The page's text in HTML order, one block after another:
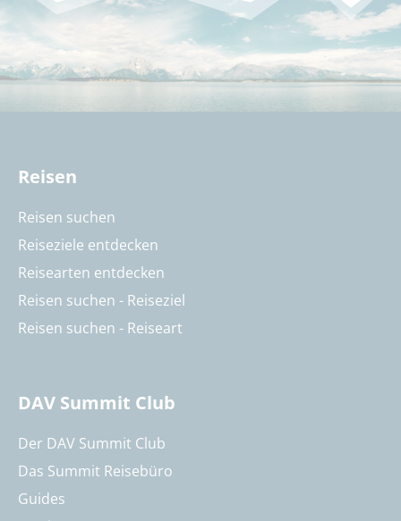
Reisen
Reisen suchen
Reiseziele entdecken
Reisearten entdecken
Reisen suchen - Reiseziel
Reisen suchen - Reiseart
DAV Summit Club
Der DAV Summit Club
Das Summit Reisebüro
Guides